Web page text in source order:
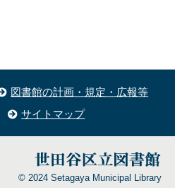
図書館の計画・規定・広報等
サイトマップ
© 2024 Setagaya Municipal Library